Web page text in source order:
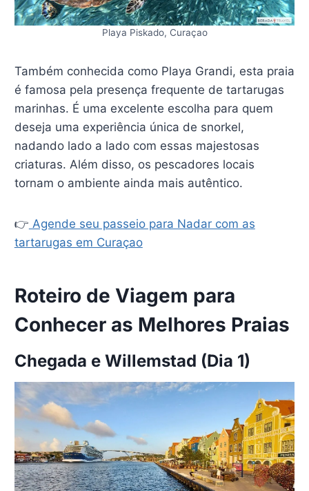
Playa Piskado, Curaçao
Também conhecida como Playa Grandi, esta praia
é famosa pela presença frequente de tartarugas
marinhas. É uma excelente escolha para quem
deseja uma experiência única de snorkel,
nadando lado a lado com essas majestosas
criaturas. Além disso, os pescadores locais
tornam o ambiente ainda mais autêntico.
👉 Agende seu passeio para Nadar com as
tartarugas em Curaçao
Roteiro de Viagem para
Conhecer as Melhores Praias
Chegada e Willemstad (Dia 1)